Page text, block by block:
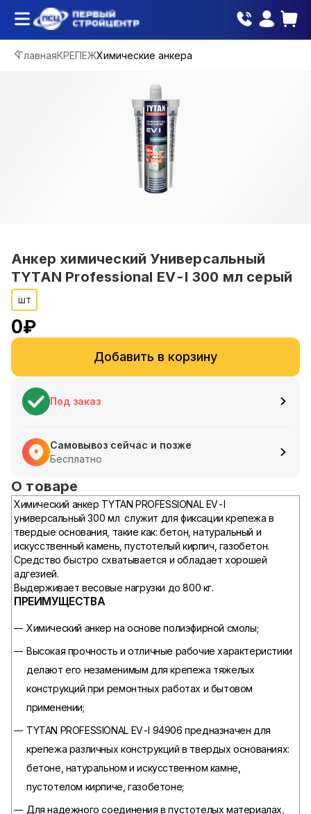
ГлавнаяКРЕПЕЖХимические анкера
Анкер химический Универсальный
TYTAN Professional EV-I 300 мл серый
шт
0₽
Добавить в корзину
Под заказ
Самовывоз сейчас и позже
Бесплатно
О товаре
Химический анкер TYTAN PROFESSIONAL EV-I
универсальный 300 мл служит для фиксации крепежа в
твердые основания, такие как: бетон, натуральный и
искусственный камень, пустотелый кирпич, газобетон.
Средство быстро схватывается и обладает хорошей
адгезией.
Выдерживает весовые нагрузки до 800 кг.
ПРЕИМУЩЕСТВА
Химический анкер на основе полиэфирной смолы;
Высокая прочность и отличные рабочие характеристики
делают его незаменимым для крепежа тяжелых
конструкций при ремонтных работах и бытовом
применении;
TYTAN PROFESSIONAL EV-I 94906 предназначен для
крепежа различных конструкций в твердых основаниях:
бетоне, натуральном и искусственном камне,
пустотелом кирпиче, газобетоне;
Для надежного соединения в пустотелых материалах,